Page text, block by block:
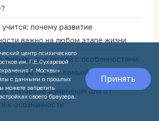
почему развитие
важно на любом этапе жизни
фильмы про людей с особенностями,
смотреть всей семьей
ключевые изменения или от
к осознанности
центр психического
им. Г.Е.Сухаревой
г. Москвы»
с данными о прошлых
можете запретить
своего браузера.
Принять